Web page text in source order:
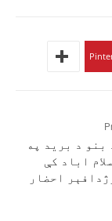
بنو د برید په
اباد کې
احضار